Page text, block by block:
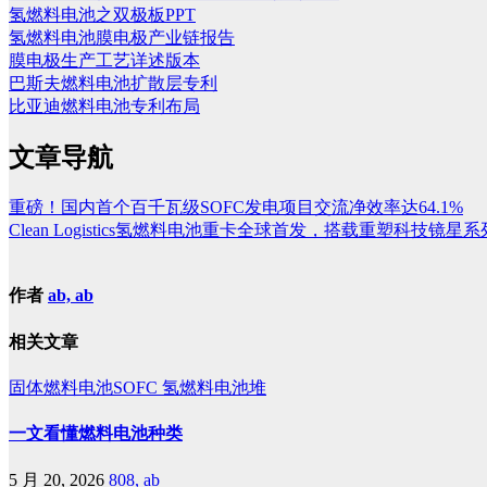
氢燃料电池之双极板PPT
氢燃料电池膜电极产业链报告
膜电极生产工艺详述版本
巴斯夫燃料电池扩散层专利
比亚迪燃料电池专利布局
文章导航
重磅！国内首个百千瓦级SOFC发电项目交流净效率达64.1%
Clean Logistics氢燃料电池重卡全球首发，搭载重塑科技镜星
作者 ab, ab
相关文章
固体燃料电池SOFC 氢燃料电池堆
一文看懂燃料电池种类
5 月 20, 2026 808, ab